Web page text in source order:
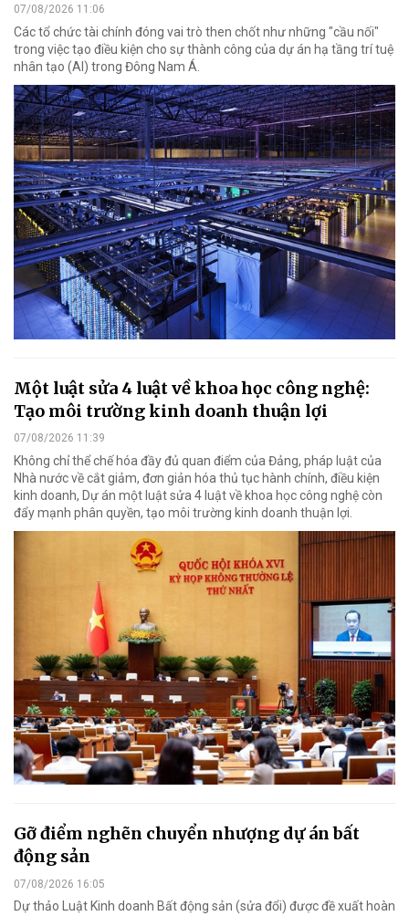
07/08/2026 11:06
Các tổ chức tài chính đóng vai trò then chốt như những "cầu nối"
trong việc tạo điều kiện cho sự thành công của dự án hạ tầng trí tuệ
nhân tạo (AI) trong Đông Nam Á.
Một luật sửa 4 luật về khoa học công nghệ:
Tạo môi trường kinh doanh thuận lợi
07/08/2026 11:39
Không chỉ thể chế hóa đầy đủ quan điểm của Đảng, pháp luật của
Nhà nước về cắt giảm, đơn giản hóa thủ tục hành chính, điều kiện
kinh doanh, Dự án một luật sửa 4 luật về khoa học công nghệ còn
đẩy mạnh phân quyền, tạo môi trường kinh doanh thuận lợi.
Gỡ điểm nghẽn chuyển nhượng dự án bất
động sản
07/08/2026 16:05
Dự thảo Luật Kinh doanh Bất động sản (sửa đổi) được đề xuất hoàn